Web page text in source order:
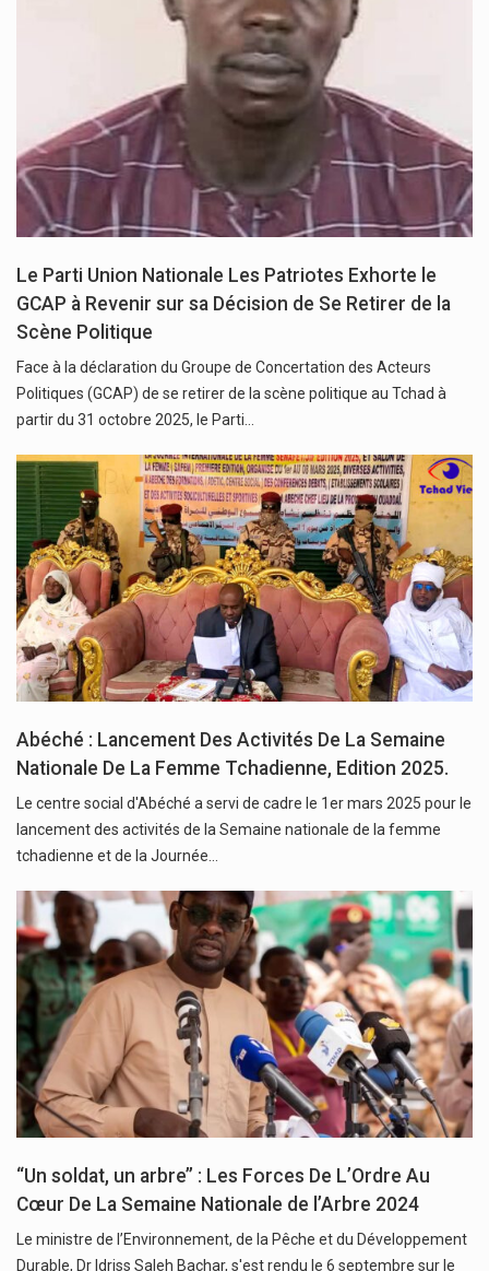
Le Parti Union Nationale Les Patriotes Exhorte le
GCAP à Revenir sur sa Décision de Se Retirer de la
Scène Politique
Face à la déclaration du Groupe de Concertation des Acteurs
Politiques (GCAP) de se retirer de la scène politique au Tchad à
partir du 31 octobre 2025, le Parti…
Abéché : Lancement Des Activités De La Semaine
Nationale De La Femme Tchadienne, Edition 2025.
Le centre social d'Abéché a servi de cadre le 1er mars 2025 pour le
lancement des activités de la Semaine nationale de la femme
tchadienne et de la Journée…
“Un soldat, un arbre’’ : Les Forces De L’Ordre Au
Cœur De La Semaine Nationale de l’Arbre 2024
Le ministre de l’Environnement, de la Pêche et du Développement
Durable, Dr Idriss Saleh Bachar, s'est rendu le 6 septembre sur le